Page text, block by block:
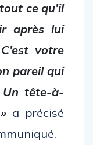
ce qu’il
après lui
votre
pareil qui
tête-à-
a précisé